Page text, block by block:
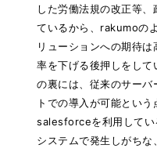
した労働法規の改正等
ているから、rakumoの
リューションへの期待
率を下げる後押しをして
の裏には、従来のサーバ
トでの導入が可能とい
salesforceを利用してい
システムで発生しがち